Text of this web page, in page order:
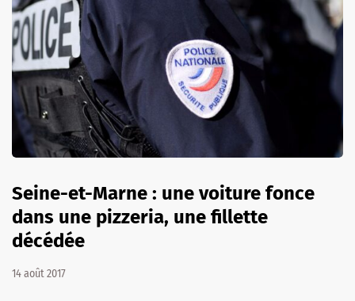
Seine-et-Marne : une voiture fonce
dans une pizzeria, une fillette
décédée
14 août 2017